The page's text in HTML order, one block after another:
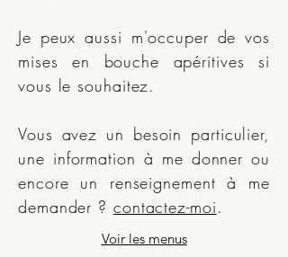
Je peux aussi m'occuper de vos
mises en bouche apéritives si
vous le souhaitez.
Vous avez un besoin particulier,
une information à me donner ou
encore un renseignement à me
demander ? contactez-moi.
Voir les menus